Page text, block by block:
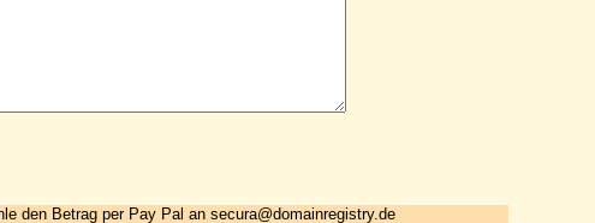
den Betrag per Pay Pal an secura@domainregistry.de